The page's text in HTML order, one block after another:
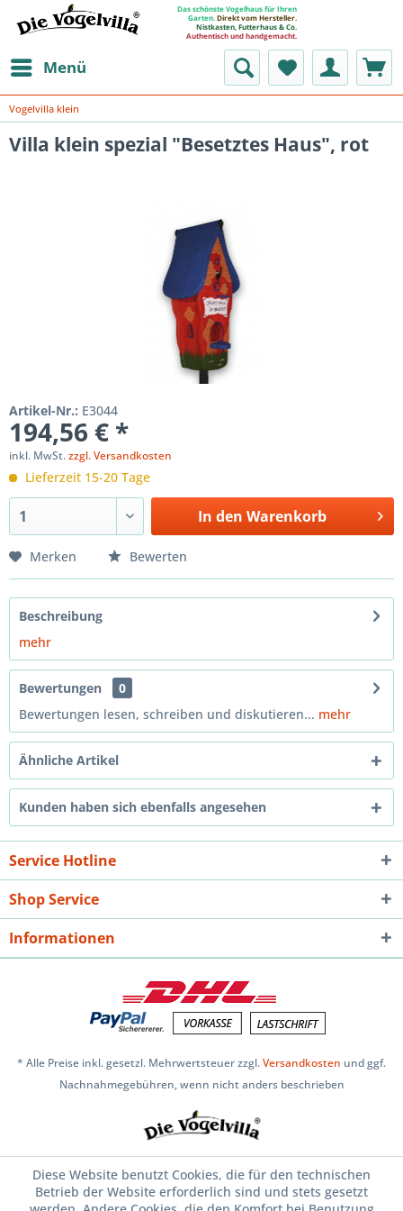
Das schönste Vogelhaus für Ihren
Garten. Direkt vom Hersteller.
Nistkasten, Futterhaus & Co.
Authentisch und handgemacht.
Menü
Vogelvilla klein
Villa klein spezial "Besetztes Haus", rot
Artikel-Nr.: E3044
194,56 € *
inkl. MwSt.zzgl. Versandkosten
Lieferzeit 15-20 Tage
In den Warenkorb
Merken Bewerten
Beschreibung
mehr
Bewertungen
0
Bewertungen lesen, schreiben und diskutieren... mehr
Ähnliche Artikel
Kunden haben sich ebenfalls angesehen
Service Hotline
Shop Service
Informationen
* Alle Preise inkl. gesetzl. Mehrwertsteuer zzgl.Versandkosten und ggf.
Nachnahmegebühren, wenn nicht anders beschrieben
Diese Website benutzt Cookies, die für den technischen
Betrieb der Website erforderlich sind und stets gesetzt